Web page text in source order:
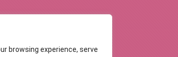
browsing experience, serve